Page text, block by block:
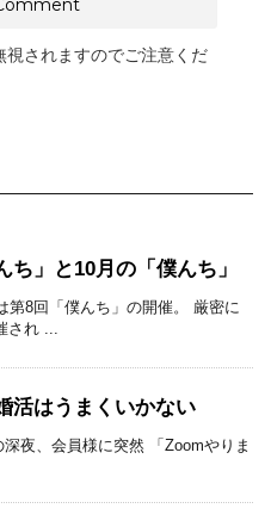
視されますのでご注意くだ
ち」と10月の「僕んち」
第8回「僕んち」の開催。 厳密に
れ ...
活はうまくいかない
夜、会員様に突然 「Zoomやりま